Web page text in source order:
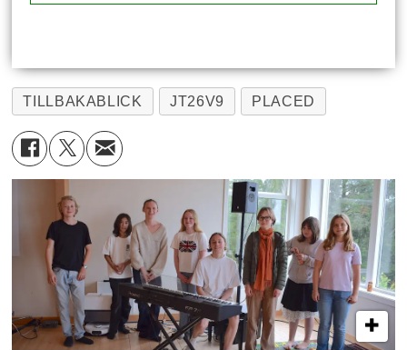
TILLBAKABLICK JT26V9 PLACED